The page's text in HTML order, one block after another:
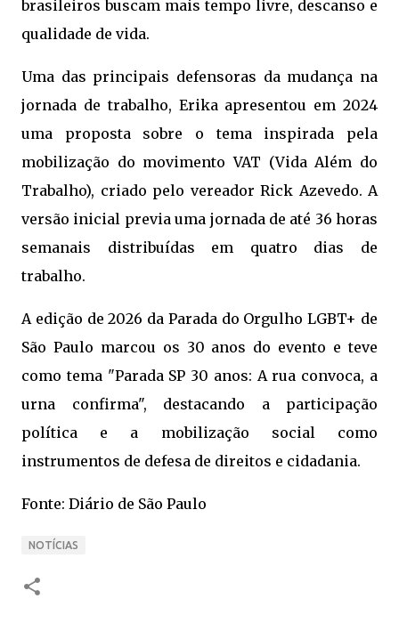
brasileiros buscam mais tempo livre, descanso e
qualidade de vida.
Uma das principais defensoras da mudança na
jornada de trabalho, Erika apresentou em 2024
uma proposta sobre o tema inspirada pela
mobilização do movimento VAT (Vida Além do
Trabalho), criado pelo vereador Rick Azevedo. A
versão inicial previa uma jornada de até 36 horas
semanais distribuídas em quatro dias de
trabalho.
A edição de 2026 da Parada do Orgulho LGBT+ de
São Paulo marcou os 30 anos do evento e teve
como tema "Parada SP 30 anos: A rua convoca, a
urna confirma", destacando a participação
política e a mobilização social como
instrumentos de defesa de direitos e cidadania.
Fonte: Diário de São Paulo
NOTÍCIAS